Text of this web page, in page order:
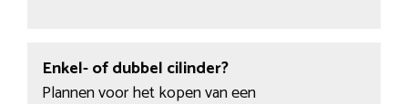
Enkel- of dubbel cilinder?
Plannen voor het kopen van een